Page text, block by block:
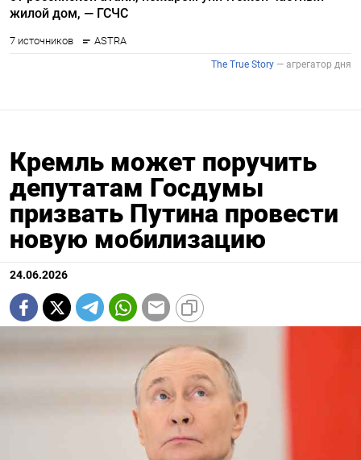
Кремль может поручить
депутатам Госдумы
призвать Путина провести
новую мобилизацию
24.06.2026